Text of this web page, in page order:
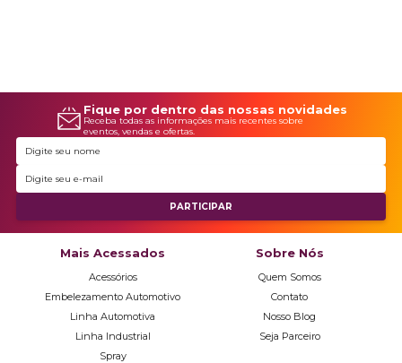
Fique por dentro das nossas novidades
Receba todas as informações mais recentes sobre
eventos, vendas e ofertas.
Mais Acessados
Acessórios
Embelezamento Automotivo
Linha Automotiva
Linha Industrial
Spray
Sobre Nós
Quem Somos
Contato
Nosso Blog
Seja Parceiro